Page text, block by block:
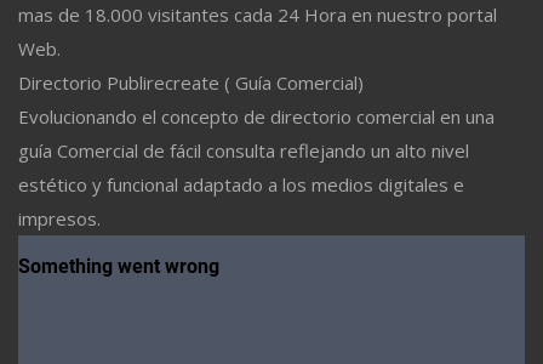
mas de 18.000 visitantes cada 24 Hora en nuestro portal
Web.
Directorio Publirecreate ( Guía Comercial)
Evolucionando el concepto de directorio comercial en una
guía Comercial de fácil consulta reflejando un alto nivel
estético y funcional adaptado a los medios digitales e
impresos.